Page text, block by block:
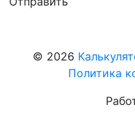
© 2026
Политика